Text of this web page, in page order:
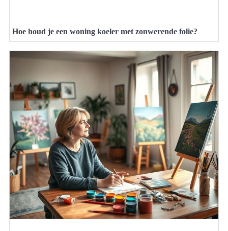
Hoe houd je een woning koeler met zonwerende folie?